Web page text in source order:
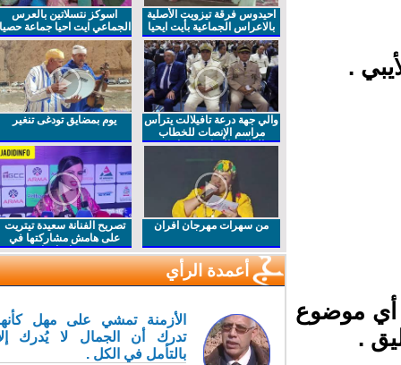
.
أي موضوع
.
احيدوس فرقة تيزويت الأصلية
بالاعراس الجماعية بأيت ايحيا
اسوكز نتسلاتين بالعرس
الجماعي ايت احيا جماعة حصيا
والي جهة درعة تافيلالت يترأس
مراسم الإنصات للخطاب
الملكي السامي بمناسبة
يوم بمضايق تودغى تنغير
من سهرات مهرجان افران
تصريح الفنانة سعيدة تيتريت
على هامش مشاركتها في
مهرجان افران
أعمدة الرأي
الأزمنة تمشي على مهل كأنها
تدرك أن الجمال لا يُدرك إلا
بالتأمل في الكل .